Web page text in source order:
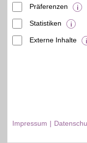
Beamten-
Präferenzen
Statistiken
Externe Inhalte
Impressum